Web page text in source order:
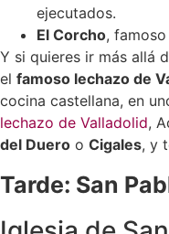
ejecutados.
El Corcho,
Y si quieres ir más allá
el famoso lechazo de
cocina castellana, en
lechazo de Valladolid,
del Duero o Cigales, y
Tarde: San